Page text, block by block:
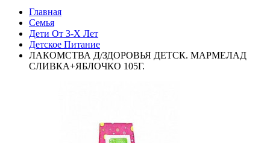
Главная
Семья
Дети От 3-Х Лет
Детское Питание
ЛАКОМСТВА Д/ЗДОРОВЬЯ ДЕТСК. МАРМЕЛАД
СЛИВКА+ЯБЛОЧКО 105Г.